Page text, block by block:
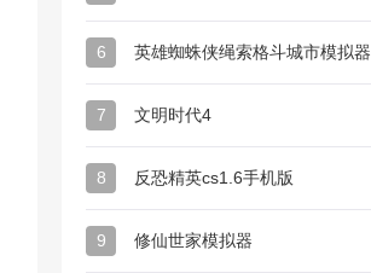
6 英雄蜘蛛侠绳索格斗城市模拟器
7 文明时代4
8 反恐精英cs1.6手机版
9 修仙世家模拟器